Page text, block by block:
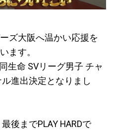
ズ大阪へ温かい応援を
ます。
生命 SVリーグ男子 チャ
進出決定となりまし
後までPLAY HARDで